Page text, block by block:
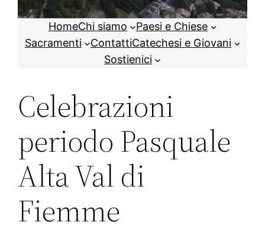
HomeChi siamo
Paesi e Chiese
Sacramenti
ContattiCatechesi e Giovani
Sostienici
Celebrazioni
periodo Pasquale
Alta Val di
Fiemme